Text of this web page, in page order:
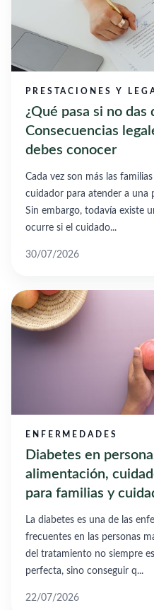
PRESTACIONES Y
¿Qué pasa si no
Consecuencias
debes conocer
Cada vez son más las
cuidador para atender a una
Sin embargo, todavía existe
ocurre si el cuidado...
30/07/2026
ENFERMEDADES
Diabetes en
alimentación,
para familias y
La diabetes es una de las
frecuentes en las personas
del tratamiento no siempre
perfecta, sino conseguir q...
22/07/2026